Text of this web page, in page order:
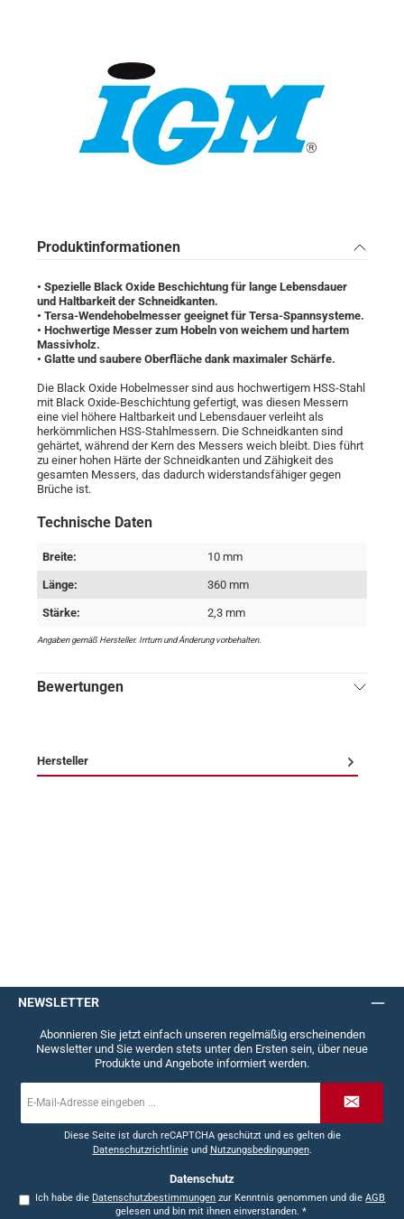
Produktinformationen
• Spezielle Black Oxide Beschichtung für lange Lebensdauer
und Haltbarkeit der Schneidkanten.
• Tersa-Wendehobelmesser geeignet für Tersa-Spannsysteme.
• Hochwertige Messer zum Hobeln von weichem und hartem
Massivholz.
• Glatte und saubere Oberfläche dank maximaler Schärfe.
Die Black Oxide Hobelmesser sind aus hochwertigem HSS-Stahl
mit Black Oxide-Beschichtung gefertigt, was diesen Messern
eine viel höhere Haltbarkeit und Lebensdauer verleiht als
herkömmlichen HSS-Stahlmessern. Die Schneidkanten sind
gehärtet, während der Kern des Messers weich bleibt. Dies führt
zu einer hohen Härte der Schneidkanten und Zähigkeit des
gesamten Messers, das dadurch widerstandsfähiger gegen
Brüche ist.
Technische Daten
Breite: 10 mm
Länge: 360 mm
Stärke: 2,3 mm
Angaben gemäß Hersteller. Irrtum und Änderung vorbehalten.
Bewertungen
Hersteller
NEWSLETTER
Abonnieren Sie jetzt einfach unseren regelmäßig erscheinenden
Newsletter und Sie werden stets unter den Ersten sein, über neue
Produkte und Angebote informiert werden.
Mail-
Diese Seite ist durch reCAPTCHA geschützt und es gelten die
Datenschutzrichtlinieund Nutzungsbedingungen.
Datenschutz
Ich habe die Datenschutzbestimmungen zur Kenntnis genommen und dieAGB
gelesen und bin mit ihnen einverstanden. *